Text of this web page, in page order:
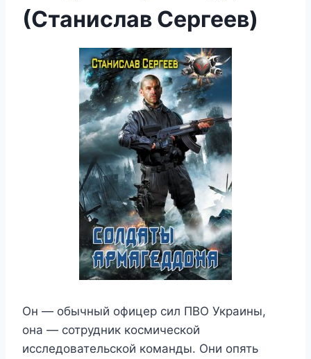
(Станислав Сергеев)
Он — обычный офицер сил ПВО Украины,
она — сотрудник космической
исследовательской команды. Они опять